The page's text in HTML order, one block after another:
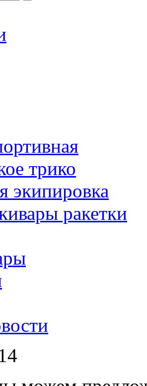
трико
экипировка
ракетки